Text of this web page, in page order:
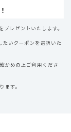
レゼントいたします。
いクーポンを選択いた
かめの上ご利用くださ
す。